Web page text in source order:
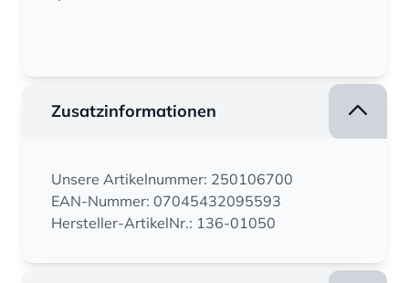
Zusatzinformationen
Unsere Artikelnummer: 250106700
EAN-Nummer: 07045432095593
Hersteller-ArtikelNr.: 136-01050